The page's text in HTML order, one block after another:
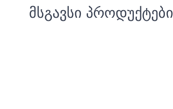
მსგავსი პროდუქტები